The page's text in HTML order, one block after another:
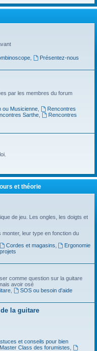
,
Présentez-nous
par les membres du forum
ou Musicienne,
Rencontres
Sarthe,
Rencontres
et théorie
de jeu. Les ongles, les doigts et
leur type en fonction du
Cordes et magasins
Ergonomie
comme question sur la guitare
avoir osé
,
SOS ou besoin d'aide
la guitare
et conseils pour bien
Master Class des forumistes